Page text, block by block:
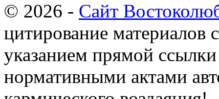
© 2026 - Сайт
цитирование материалов
указанием прямой
нормативными актами